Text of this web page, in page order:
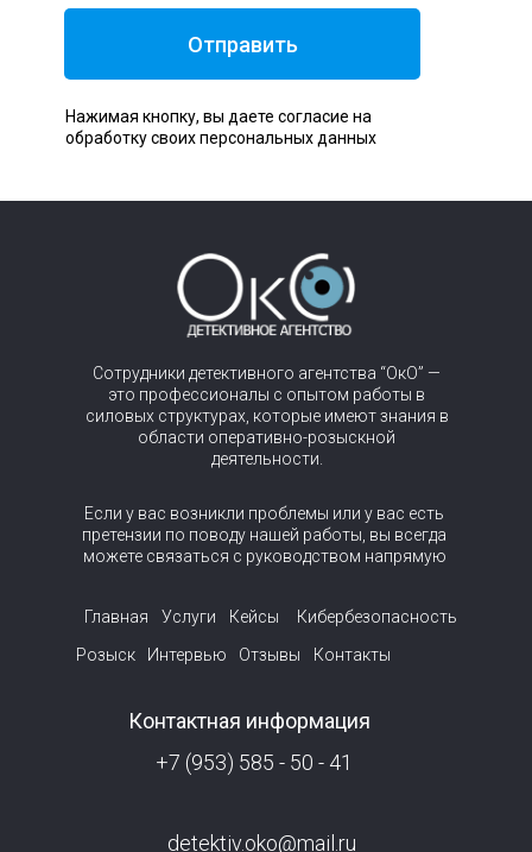
Отправить
Нажимая кнопку, вы даете согласие на
обработку своих персональных данных
Главная Услуги Кейсы
Кибербезопасность
Интервью
Отзывы Контакты
Розыск
detektiv.oko@mail.ru
+7 (953) 585 - 50 - 41
Сотрудники детективного агентства “ОкО” —
это профессионалы с опытом работы в
силовых структурах, которые имеют знания в
области оперативно-розыскной
деятельности.
Контактная информация
Если у вас возникли проблемы или у вас есть
претензии по поводу нашей работы, вы всегда
можете связаться с руководством напрямую